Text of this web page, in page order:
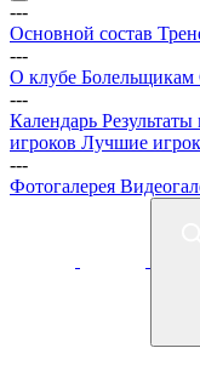
---
Основной состав
---
О клубе Болельщикам
---
Календарь Результаты
игроков Лучшие
---
Фотогалерея